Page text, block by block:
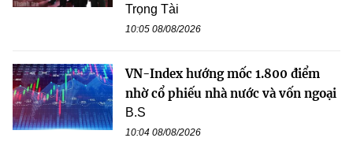
Trọng Tài
10:05 08/08/2026
VN-Index hướng mốc 1.800 điểm
nhờ cổ phiếu nhà nước và vốn ngoại
B.S
10:04 08/08/2026